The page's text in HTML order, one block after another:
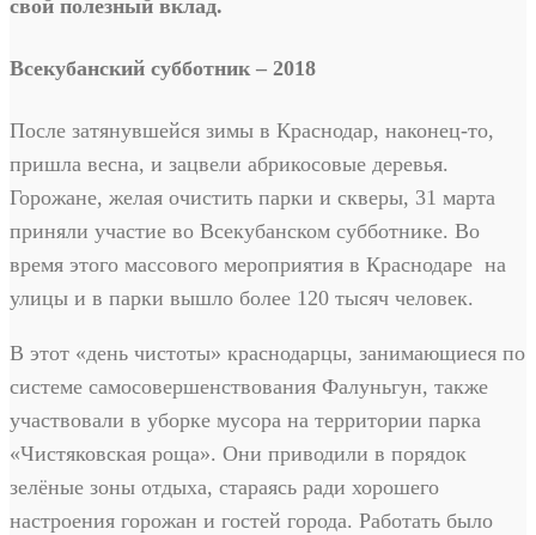
свой полезный вклад.
Всекубанский субботник – 2018
После затянувшейся зимы в Краснодар, наконец-то,
пришла весна, и зацвели абрикосовые деревья.
Горожане, желая очистить парки и скверы, 31 марта
приняли участие во Всекубанском субботнике. Во
время этого массового мероприятия в Краснодаре на
улицы и в парки вышло более 120 тысяч человек.
В этот «день чистоты» краснодарцы, занимающиеся по
системе самосовершенствования Фалуньгун, также
участвовали в уборке мусора на территории парка
«Чистяковская роща». Они приводили в порядок
зелёные зоны отдыха, стараясь ради хорошего
настроения горожан и гостей города. Работать было